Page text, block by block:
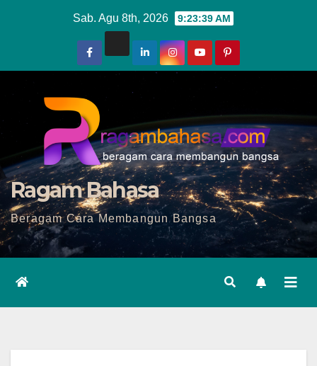
Sab. Agu 8th, 2026 9:23:41 AM
Ragam Bahasa
Beragam Cara Membangun Bangsa